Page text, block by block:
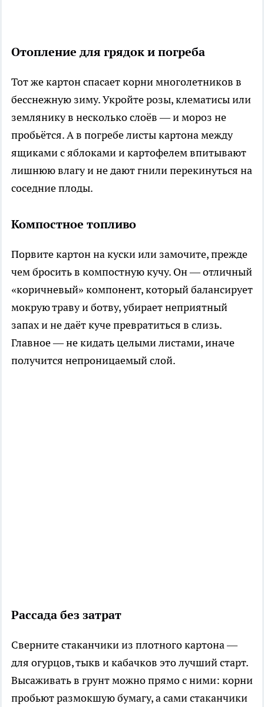
Отопление для грядок и погреба
Тот же картон спасает корни многолетников в
бесснежную зиму. Укройте розы, клематисы или
землянику в несколько слоёв — и мороз не
пробьётся. А в погребе листы картона между
ящиками с яблоками и картофелем впитывают
лишнюю влагу и не дают гнили перекинуться на
соседние плоды.
Компостное топливо
Порвите картон на куски или замочите, прежде
чем бросить в компостную кучу. Он — отличный
«коричневый» компонент, который балансирует
мокрую траву и ботву, убирает неприятный
запах и не даёт куче превратиться в слизь.
Главное — не кидать целыми листами, иначе
получится непроницаемый слой.
Рассада без затрат
Сверните стаканчики из плотного картона —
для огурцов, тыкв и кабачков это лучший старт.
Высаживать в грунт можно прямо с ними: корни
пробьют размокшую бумагу, а сами стаканчики